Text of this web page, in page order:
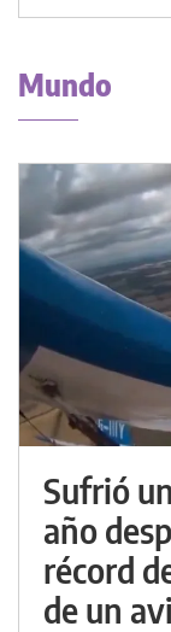
Mundo
Sufrió
año
récord
de un